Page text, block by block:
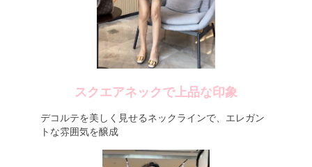
スクエアネックで上品な印象
デコルテを美しく見せるネックラインで、エレガン
トな雰囲気を醸成